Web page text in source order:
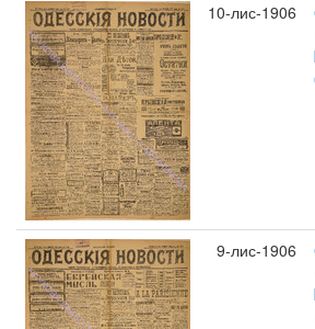
10-лис-1906
9-лис-1906